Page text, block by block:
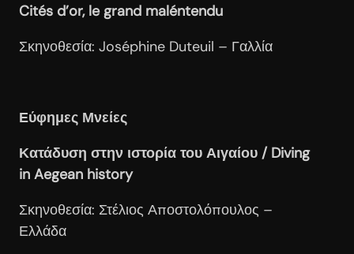
Cités d’or, le grand maléntendu
Σκηνοθεσία: Joséphine Duteuil – Γαλλία
Εύφημες Μνείες
Κατάδυση στην ιστορία του Αιγαίου / Diving
in Aegean history
Σκηνοθεσία: Στέλιος Αποστολόπουλος –
Ελλάδα